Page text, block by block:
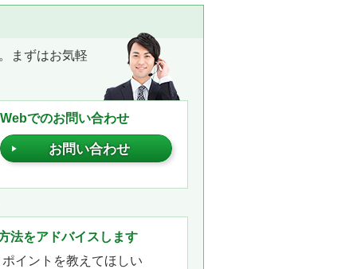
まずはお気軽
Webでのお問い合わせ
お問い合わせ
法をアドバイスします
イントを教えてほしい